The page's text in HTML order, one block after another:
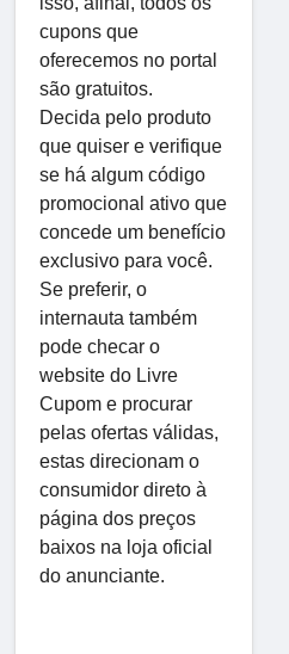
cupons que
oferecemos no portal
são gratuitos.
Decida pelo produto
que quiser e verifique
se há algum código
promocional ativo que
concede um benefício
exclusivo para você.
Se preferir, o
internauta também
pode checar o
website do Livre
Cupom e procurar
pelas ofertas válidas,
estas direcionam o
consumidor direto à
página dos preços
baixos na loja oficial
do anunciante.